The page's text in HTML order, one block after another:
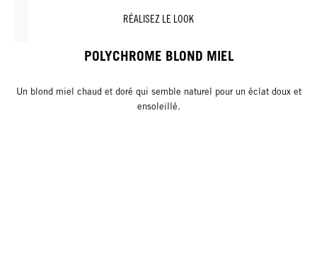
RÉALISEZ LE LOOK
POLYCHROME BLOND MIEL
Un blond miel chaud et doré qui semble naturel pour un éclat doux et
ensoleillé.